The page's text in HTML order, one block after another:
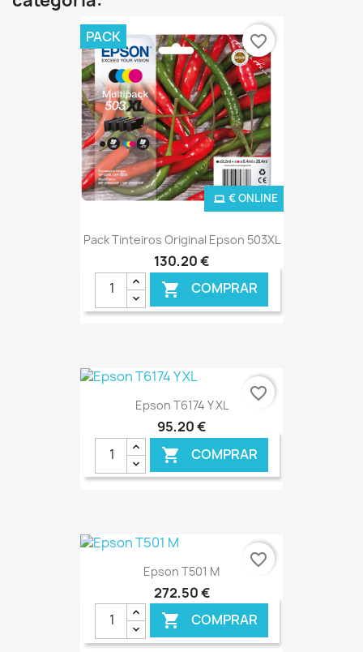
Pack Tinteiros Original Epson 503XL
130,20 €
 COMPRAR
€ ONLINE
PACK favorite_border
Epson T6174 Y XL
95,20 €
 COMPRAR
€ ONLINE
favorite_border
Epson T501 M
272,50 €
 COMPRAR
favorite_border